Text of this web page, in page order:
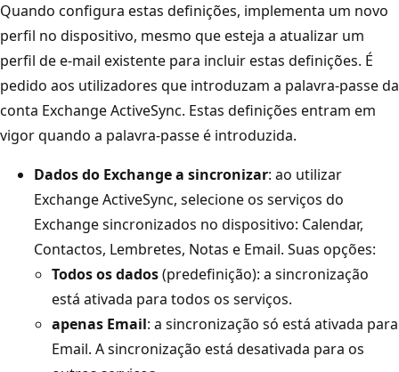
Quando configura estas definições, implementa um novo
perfil no dispositivo, mesmo que esteja a atualizar um
perfil de e-mail existente para incluir estas definições. É
pedido aos utilizadores que introduzam a palavra-passe da
conta Exchange ActiveSync. Estas definições entram em
vigor quando a palavra-passe é introduzida.
Dados do Exchange a sincronizar: ao utilizar
Exchange ActiveSync, selecione os serviços do
Exchange sincronizados no dispositivo: Calendar,
Contactos, Lembretes, Notas e Email. Suas opções:
Todos os dados(predefinição): a sincronização
está ativada para todos os serviços.
apenas Email: a sincronização só está ativada para
Email. A sincronização está desativada para os